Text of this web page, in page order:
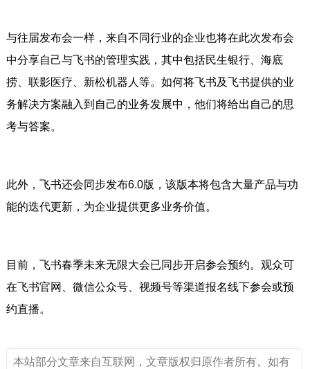
与往届发布会一样，来自不同行业的企业也将在此次发布会
中分享自己与飞书的管理实践，其中包括民生银行、海底
捞、联影医疗、新松机器人等。如何将飞书及飞书提供的业
务解决方案融入到自己的业务发展中，他们将给出自己的思
考与答案。
此外，飞书还会同步发布6.0版，该版本将包含大量产品与功
能的迭代更新，为企业提供更多业务价值。
目前，飞书春季未来无限大会已同步开启参会预约。观众可
在飞书官网、微信公众号、视频号等渠道报名线下参会或预
约直播。
本站部分文章来自互联网，文章版权归原作者所有。如有